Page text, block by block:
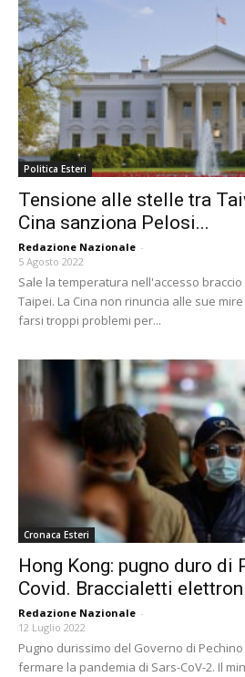
Politica Esteri
Tensione alle stelle tra
Cina sanziona Pelosi...
Redazione Nazionale -
5 Agosto 2022
Sale la temperatura nell'accesso
Taipei. La Cina non rinuncia alle sue
farsi troppi problemi per...
Cronaca Esteri
Hong Kong: pugno duro di
Covid. Braccialetti
Redazione Nazionale -
12 Luglio 2022
Pugno durissimo del Governo di
fermare la pandemia di Sars-CoV-2. Il